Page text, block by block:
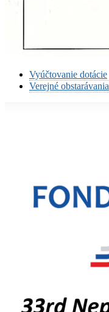
Vyúčtovanie dotácie
Verejné obstarávania